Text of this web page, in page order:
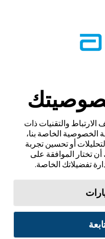
والتقنيات ذات
الخاصة بنا،
أو تحسين تجربة
تختار الموافقة على
تفضيلاتك الخاصة.